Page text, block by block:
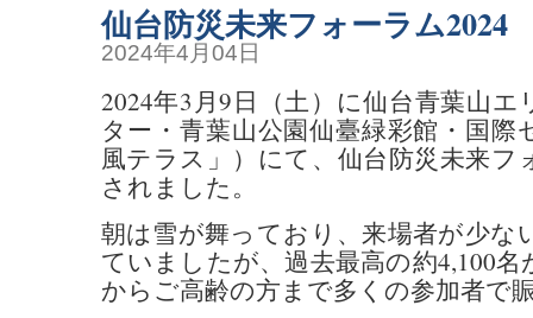
仙台防災未来フォーラム2024
2024年4月04日
2024年3月9日（土）に仙台青葉山
ター・青葉山公園仙臺緑彩館・国際
風テラス」）にて、仙台防災未来フ
されました。
朝は雪が舞っており、来場者が少な
ていましたが、過去最高の約4,100
からご高齢の方まで多くの参加者で